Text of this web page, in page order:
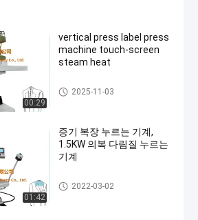
00:29
vertical press label press
machine touch-screen
steam heat
드레스 프레스 머신
2025-11-03
01:42
증기 복장 누르는 기계,
1.5KW 의복 다림질 누르는
기계
드레스 프레스 머신
2022-03-02